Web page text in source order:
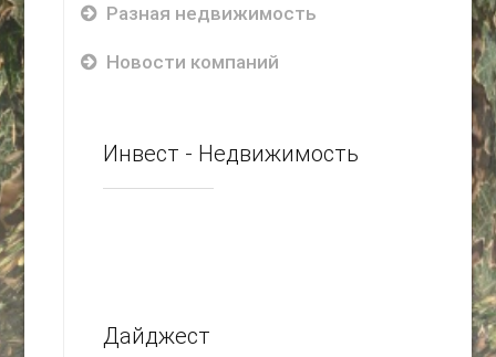
Разная недвижимость
Новости компаний
Инвест - Недвижимость
Дайджест